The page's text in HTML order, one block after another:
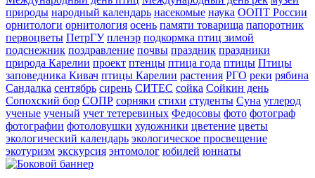
природы народный календарь насекомые наука ООПТ России
орнитологи орнитология осень памяти товарища папоротник
первоцветы ПетрГУ пленэр подкормка птиц зимой
подснежник поздравление почвы праздник праздники
природа Карелии проект птенцы птица года птицы Птицы
заповедника Кивач птицы Карелии растения РГО реки рябина
Сандалка сентябрь сирень СИТЕС сойка Сойкин день
Сопохский бор СОПР сорняки стихи студенты Суна углерод
ученые ученый учет тетеревиных Федосовы фото фотограф
фотографии фотоловушки художники цветение цветы
экологический календарь экологическое просвещение
экотуризм экскурсия энтомолог юбилей юннаты